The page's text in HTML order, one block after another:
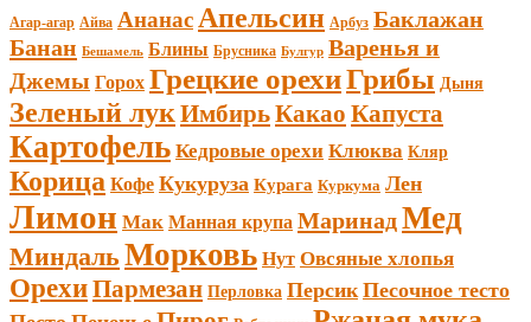
Агар-агар Айва Ананас Апельсин Арбуз Баклажан
Банан Бешамель Блины Брусника Булгур Варенья и
Джемы Горох Грецкие орехиГрибы Дыня
Зеленый лук ИмбирьКакао Капуста
Картофель Кедровые орехи Клюква Кляр
Корица Кофе Кукуруза Курага Куркума Лен
Лимон Мак Манная крупа МаринадМед
Миндаль Морковь Нут Овсяные хлопья
ОрехиПармезан Перловка Персик Песочное тесто